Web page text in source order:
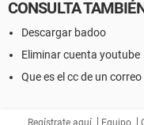
CONSULTA
Descargar badoo
Eliminar cuenta youtube
Que es el cc de un correo
Regístrate aquí Equipo